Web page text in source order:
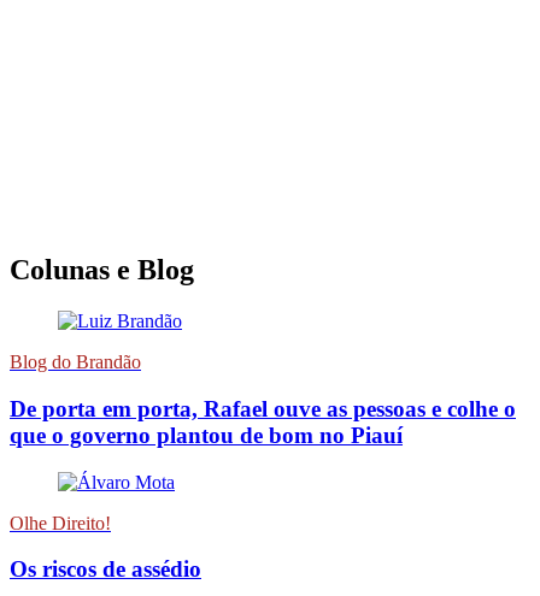
Colunas e Blog
Blog do Brandão
De porta em porta, Rafael ouve as pessoas e colhe o
que o governo plantou de bom no Piauí
Olhe Direito!
Os riscos de assédio